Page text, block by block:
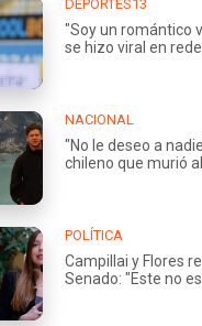
DEPORTES13
"Soy un romántico
se hizo viral en
NACIONAL
"No le deseo a
chileno que murió
POLÍTICA
Campillai y Flores
Senado: "Este no